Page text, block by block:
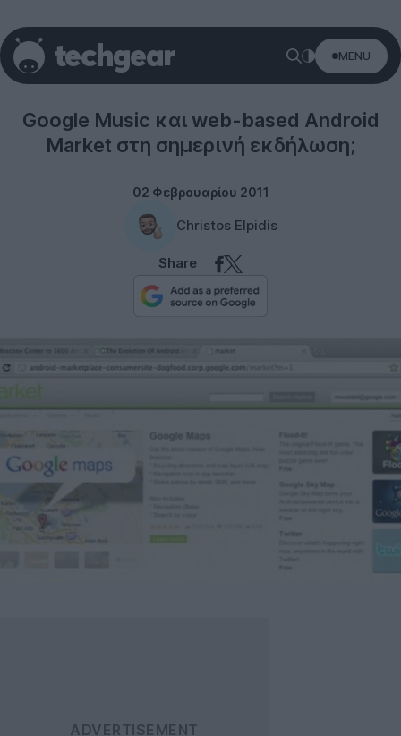
MENU
Google Music και web-based Android
Market στη σημερινή εκδήλωση;
02 Φεβρουαρίου 2011
Christos Elpidis
Share